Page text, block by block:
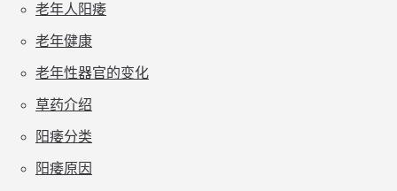
老年人阳痿
老年健康
老年性器官的变化
草药介绍
阳痿分类
阳痿原因